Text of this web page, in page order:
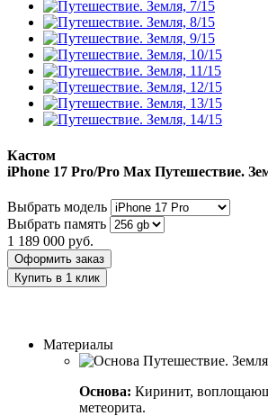
Кастом
iPhone 17 Pro/Pro Max Путешествие.
Выбрать модель
Выбрать память
1 189 000 руб.
Оформить заказ
Купить в 1 клик
Материалы
Основа: Киринит,
метеорита.